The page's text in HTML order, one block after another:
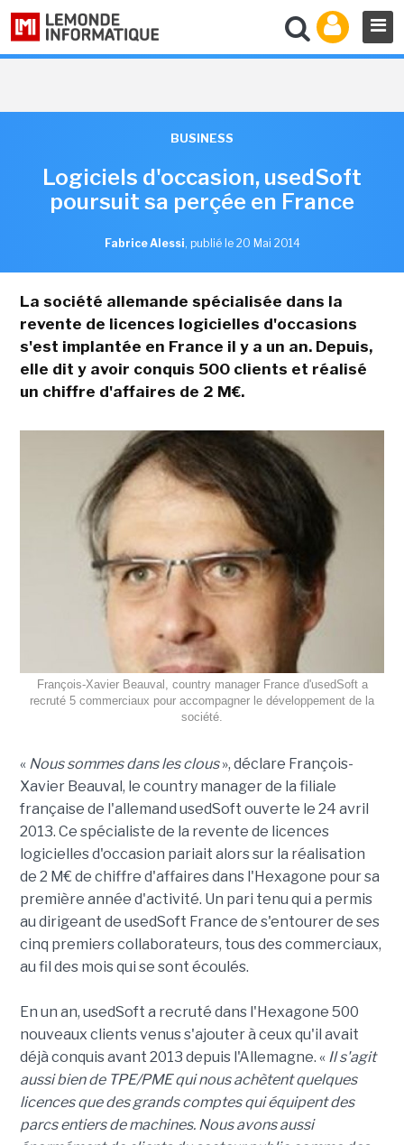
BUSINESS
Logiciels d'occasion, usedSoft
poursuit sa perçée en France
Fabrice Alessi, publié le 20 Mai 2014
La société allemande spécialisée dans la
revente de licences logicielles d'occasions
s'est implantée en France il y a un an. Depuis,
elle dit y avoir conquis 500 clients et réalisé
un chiffre d'affaires de 2 M€.
François-Xavier Beauval, country manager France d'usedSoft a
recruté 5 commerciaux pour accompagner le développement de la
société.
« Nous sommes dans les clous», déclare François-
Xavier Beauval, le country manager de la filiale
française de l'allemand usedSoft ouverte le 24 avril
2013. Ce spécialiste de la revente de licences
logicielles d'occasion pariait alors sur la réalisation
de 2 M€ de chiffre d'affaires dans l'Hexagone pour sa
première année d'activité. Un pari tenu qui a permis
au dirigeant de usedSoft France de s'entourer de ses
cinq premiers collaborateurs, tous des commerciaux,
au fil des mois qui se sont écoulés.
En un an, usedSoft a recruté dans l'Hexagone 500
nouveaux clients venus s'ajouter à ceux qu'il avait
déjà conquis avant 2013 depuis l'Allemagne. « Il s'agit
aussi bien de TPE/PME qui nous achètent quelques
licences que des grands comptes qui équipent des
parcs entiers de machines. Nous avons aussi